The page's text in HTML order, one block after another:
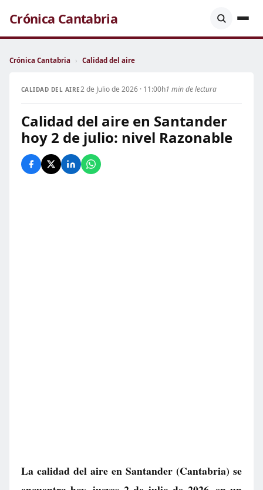
Crónica Cantabria
Crónica Cantabria › Calidad del aire
CALIDAD DEL AIRE2 de Julio de 2026 · 11:00h1 min de lectura
Calidad del aire en Santander
hoy 2 de julio: nivel Razonable
La calidad del aire en Santander (Cantabria) se